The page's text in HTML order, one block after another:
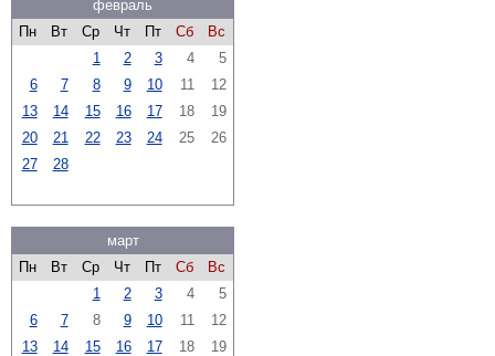
февраль
Пн
Вт Ср Чт Пт Сб
Вс
1
2 3 4
5
6
7 8 9 10 11
12
13
14 15 16 17 18
19
20
21 22 23 24 25
26
27
28
март
Пн
Вт Ср Чт Пт Сб
Вс
1
2 3 4
5
6
7 8 9 10 11
12
13
14 15 16 17 18
19